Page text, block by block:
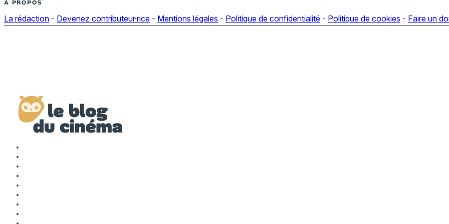
À PROPOS
La rédaction - Devenez contributeur·rice - Mentions légales - Politique de confidentialité - Politique de cookies - Faire un